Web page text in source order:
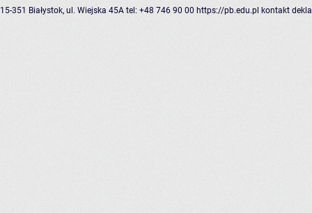
15-351 Białystok, ul. Wiejska 45A tel: +48 746 90 00 https://pb.edu.pl kontakt